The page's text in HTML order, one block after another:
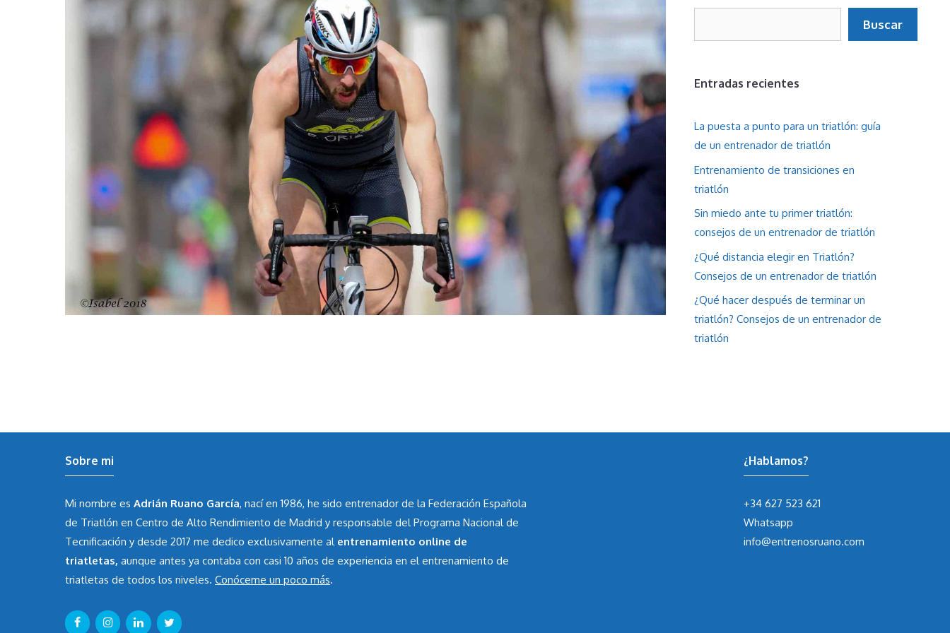
Buscar
Entradas recientes
La puesta a punto para un triatlón: guía
de un entrenador de triatlón
Entrenamiento de transiciones en
triatlón
Sin miedo ante tu primer triatlón:
consejos de un entrenador de triatlón
¿Qué distancia elegir en Triatlón?
Consejos de un entrenador de triatlón
¿Qué hacer después de terminar un
triatlón? Consejos de un entrenador de
triatlón
Sobre mi
Mi nombre es Adrián Ruano García, nací en 1986, he sido entrenador de la Federación Española
de Triatlón en Centro de Alto Rendimiento de Madrid y responsable del Programa Nacional de
Tecnificación y desde 2017 me dedico exclusivamente al entrenamiento online de
triatletas, aunque antes ya contaba con casi 10 años de experiencia en el entrenamiento de
triatletas de todos los niveles. Conóceme un poco más.
¿Hablamos?
+34 627 523 621
Whatsapp
info@entrenosruano.com